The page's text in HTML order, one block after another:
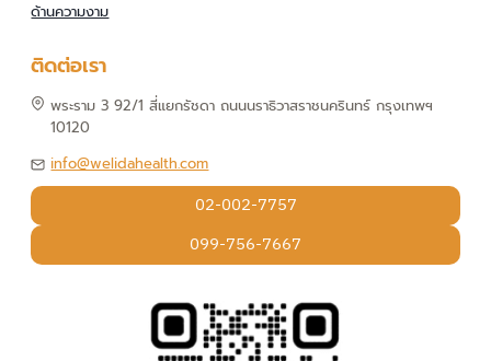
ด้านความงาม
ติดต่อเรา
พระราม 3 92/1 สี่แยกรัชดา ถนนนราธิวาสราชนครินทร์ กรุงเทพฯ
10120
info@welidahealth.com
02-002-7757
099-756-7667